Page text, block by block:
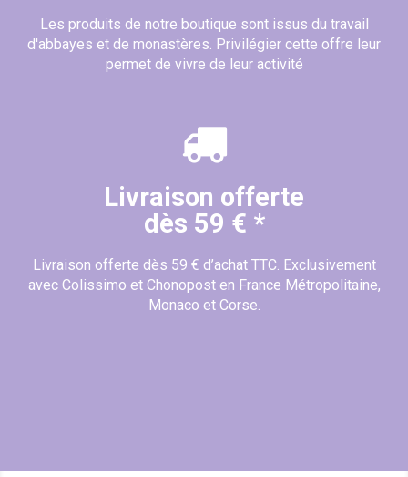
Les produits de notre boutique sont issus du travail
d'abbayes et de monastères. Privilégier cette offre leur
permet de vivre de leur activité
Livraison offerte
dès 59 € *
Livraison offerte dès 59 € d’achat TTC. Exclusivement
avec Colissimo et Chonopost en France Métropolitaine,
Monaco et Corse.